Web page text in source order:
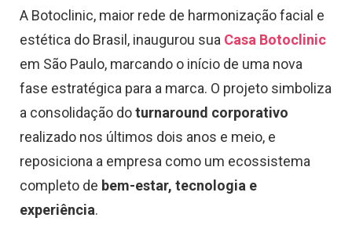
A Botoclinic, maior rede de harmonização facial e
estética do Brasil, inaugurou sua Casa Botoclinic
em São Paulo, marcando o início de uma nova
fase estratégica para a marca. O projeto simboliza
a consolidação doturnaround corporativo
realizado nos últimos dois anos e meio, e
reposiciona a empresa como um ecossistema
completo de bem-estar, tecnologia e
experiência.